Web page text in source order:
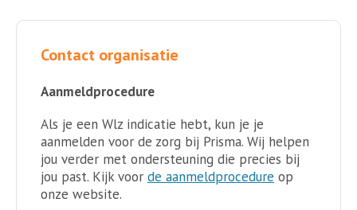
Contact organisatie
Aanmeldprocedure
Als je een Wlz indicatie hebt, kun je je
aanmelden voor de zorg bij Prisma. Wij helpen
jou verder met ondersteuning die precies bij
jou past. Kijk voor de aanmeldprocedure op
onze website.